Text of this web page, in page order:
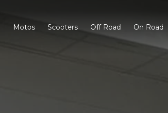
Motos Scooters Off Road On Road